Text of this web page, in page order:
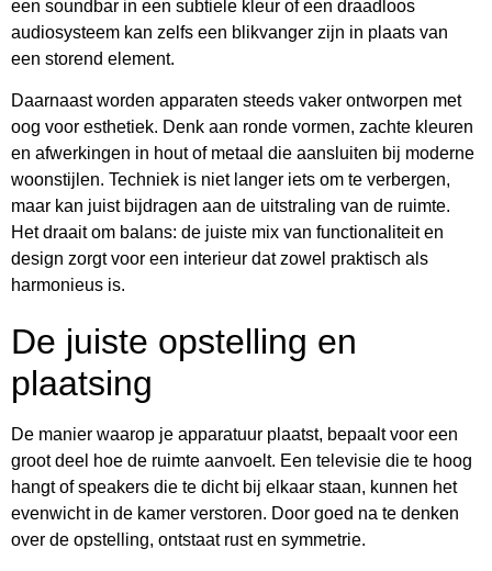
een soundbar in een subtiele kleur of een draadloos
audiosysteem kan zelfs een blikvanger zijn in plaats van
een storend element.
Daarnaast worden apparaten steeds vaker ontworpen met
oog voor esthetiek. Denk aan ronde vormen, zachte kleuren
en afwerkingen in hout of metaal die aansluiten bij moderne
woonstijlen. Techniek is niet langer iets om te verbergen,
maar kan juist bijdragen aan de uitstraling van de ruimte.
Het draait om balans: de juiste mix van functionaliteit en
design zorgt voor een interieur dat zowel praktisch als
harmonieus is.
De juiste opstelling en
plaatsing
De manier waarop je apparatuur plaatst, bepaalt voor een
groot deel hoe de ruimte aanvoelt. Een televisie die te hoog
hangt of speakers die te dicht bij elkaar staan, kunnen het
evenwicht in de kamer verstoren. Door goed na te denken
over de opstelling, ontstaat rust en symmetrie.